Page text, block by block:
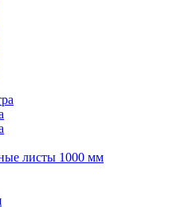
листы 1000 мм